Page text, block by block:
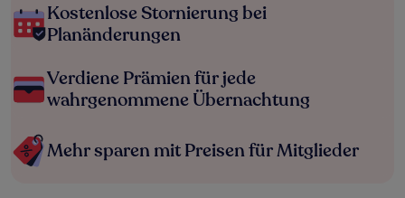
Kostenlose Stornierung bei
Planänderungen
Verdiene Prämien für jede
wahrgenommene Übernachtung
Mehr sparen mit Preisen für Mitglieder